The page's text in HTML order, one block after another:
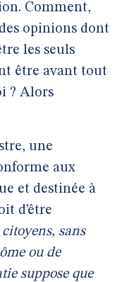
Comment,
opinions dont
les seuls
être avant tout
? Alors
une
aux
et destinée à
d’être
sans
ou de
suppose que